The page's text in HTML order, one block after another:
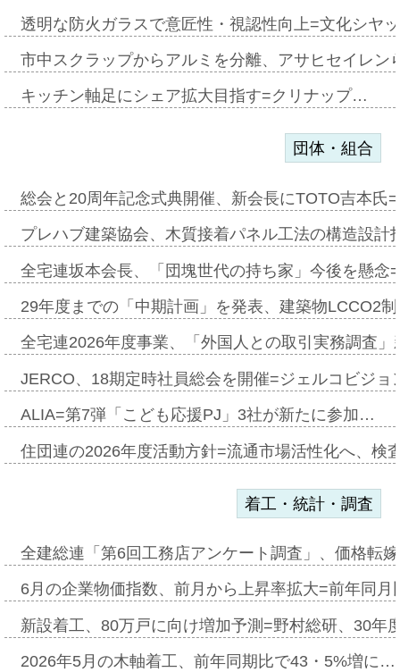
透明な防火ガラスで意匠性・視認性向上=文化シヤ
市中スクラップからアルミを分離、アサヒセイレ
キッチン軸足にシェア拡大目指す=クリナップ…
団体・組合
総会と20周年記念式典開催、新会長にTOTO吉本氏
プレハブ建築協会、木質接着パネル工法の構造設
全宅連坂本会長、「団塊世代の持ち家」今後を懸
29年度までの「中期計画」を発表、建築物LCCO2
全宅連2026年度事業、「外国人との取引実務調査
JERCO、18期定時社員総会を開催=ジェルコビジ
ALIA=第7弾「こども応援PJ」3社が新たに参加…
住団連の2026年度活動方針=流通市場活性化へ、検
着工・統計・調査
全建総連「第6回工務店アンケート調査」、価格転
6月の企業物価指数、前月から上昇率拡大=前年同
新設着工、80万戸に向け増加予測=野村総研、30年
2026年5月の木軸着工、前年同期比で43・5%増に…